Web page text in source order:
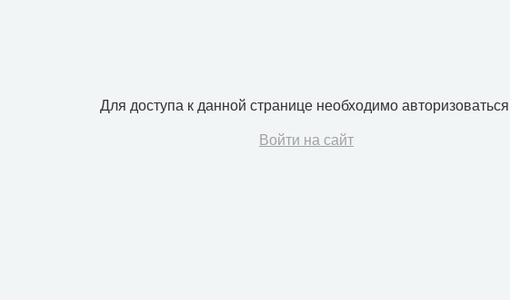
Для доступа к данной странице необходимо
Войти на сайт